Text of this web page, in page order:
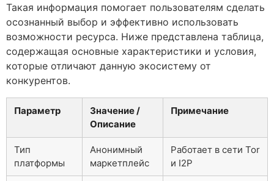
Такая информация помогает пользователям сделать
осознанный выбор и эффективно использовать
возможности ресурса. Ниже представлена таблица,
содержащая основные характеристики и условия,
которые отличают данную экосистему от
конкурентов.
Параметр
Значение /
Описание
Примечание
Тип
платформы
Анонимный
маркетплейс
Работает в сети Tor
и I2P